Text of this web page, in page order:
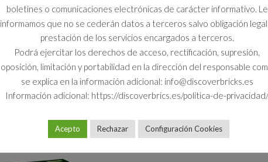
boletines o comunicaciones electrónicas de carácter informativo. Le
informamos que no se cederán datos a terceros salvo obligación
prestación de los servicios encargados a terceros.
Podrá ejercitar los derechos de acceso, rectificación, supresión,
oposición, limitación y portabilidad en la dirección del responsable
se explica en la información adicional: info@discoverbricks.es
Información adicional: https://discoverbrics.es/politica-de-privacidad/
Acepto Rechazar Configuración Cookies